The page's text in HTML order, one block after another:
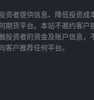
资者提供信息、降低投资成
期货平台。本站不邀约客户
投资者的资金及账户信息，
客户推荐任何平台。